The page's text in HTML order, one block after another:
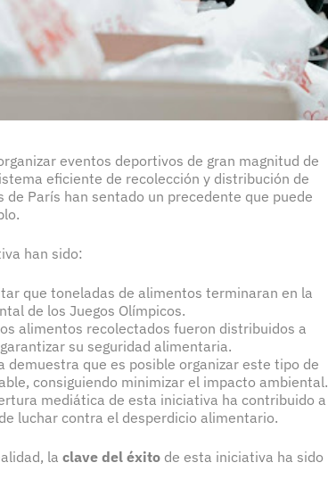
eventos deportivos de gran magnitud de
eficiente de recolección y distribución de
París han sentado un precedente que puede
han sido:
que toneladas de alimentos terminaran en la
de los Juegos Olímpicos.
alimentos recolectados fueron distribuidos a
su seguridad alimentaria.
demuestra que es posible organizar este tipo de
consiguiendo minimizar el impacto ambiental.
mediática de esta iniciativa ha contribuido a
luchar contra el desperdicio alimentario.
la clave del éxito de esta iniciativa ha sido